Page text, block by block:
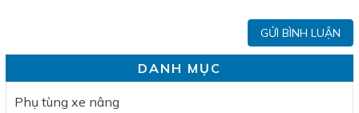
GỬI BÌNH LUẬN
DANH MỤC
Phụ tùng xe nâng